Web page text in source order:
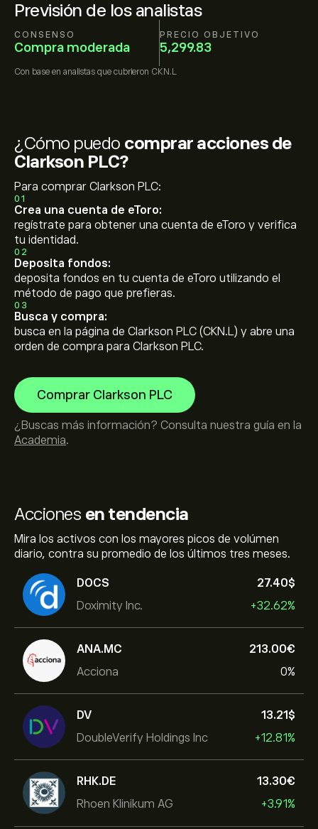
Previsión de los analistas
CONSENSO
Compra moderada
PRECIO OBJETIVO
5,299.83
Con base en analistas que cubrieron CKN.L
Acciones en tendencia
Mira los activos con los mayores picos de volúmen
diario, contra su promedio de los últimos tres meses.
DOCS
Doximity Inc.
27.40‎$‎
+32.62%
ANA.MC
Acciona
213.00‎€‎
0%
DV
DoubleVerify Holdings Inc
13.21‎$‎
+12.81%
RHK.DE
Rhoen Klinikum AG
13.30‎€‎
+3.91%
¿Cómo puedo comprar acciones de
Clarkson PLC?
Para comprar Clarkson PLC:
01
Crea una cuenta de eToro:
regístrate para obtener una cuenta de eToro y verifica
tu identidad.
02
Deposita fondos:
deposita fondos en tu cuenta de eToro utilizando el
método de pago que prefieras.
03
Busca y compra:
busca en la página de Clarkson PLC (CKN.L) y abre una
orden de compra para Clarkson PLC.
Comprar Clarkson PLC
¿Buscas más información? Consulta nuestra guía en la
Academia.